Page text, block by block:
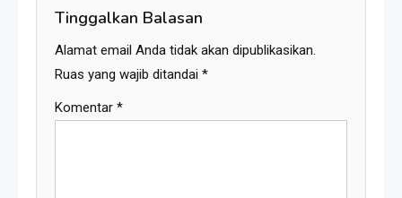
Tinggalkan Balasan
Alamat email Anda tidak akan dipublikasikan.
Ruas yang wajib ditandai *
Komentar *